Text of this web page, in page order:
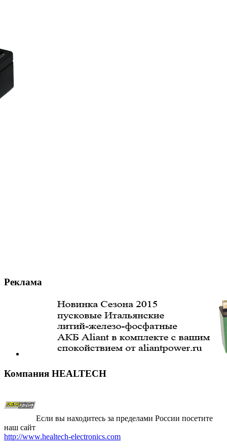
Реклама
Компания HEALTECH
Если вы находитесь за пределами России посетите
наш сайт
http://www.healtech-electronics.com